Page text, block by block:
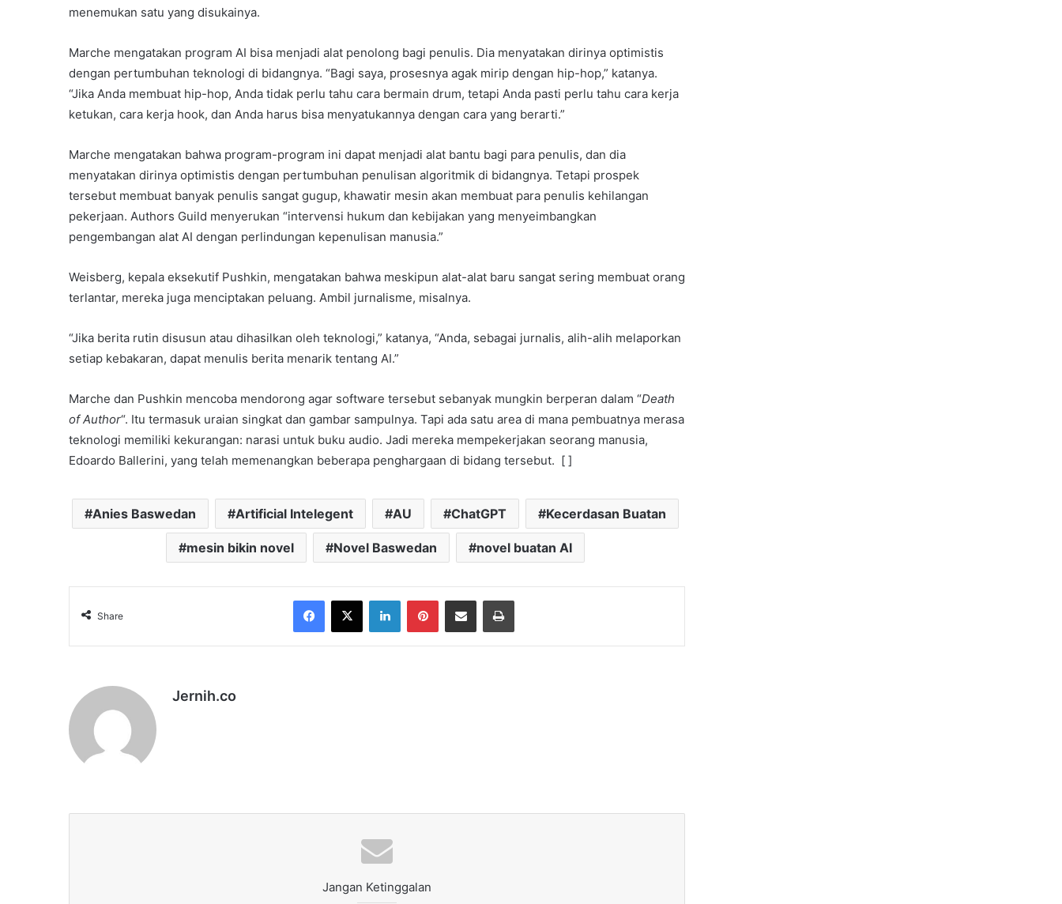
menemukan satu yang disukainya.
Marche mengatakan program AI bisa menjadi alat penolong bagi penulis. Dia menyatakan dirinya optimistis
dengan pertumbuhan teknologi di bidangnya. “Bagi saya, prosesnya agak mirip dengan hip-hop,” katanya.
“Jika Anda membuat hip-hop, Anda tidak perlu tahu cara bermain drum, tetapi Anda pasti perlu tahu cara kerja
ketukan, cara kerja hook, dan Anda harus bisa menyatukannya dengan cara yang berarti.”
Marche mengatakan bahwa program-program ini dapat menjadi alat bantu bagi para penulis, dan dia
menyatakan dirinya optimistis dengan pertumbuhan penulisan algoritmik di bidangnya. Tetapi prospek
tersebut membuat banyak penulis sangat gugup, khawatir mesin akan membuat para penulis kehilangan
pekerjaan. Authors Guild menyerukan “intervensi hukum dan kebijakan yang menyeimbangkan
pengembangan alat AI dengan perlindungan kepenulisan manusia.”
Weisberg, kepala eksekutif Pushkin, mengatakan bahwa meskipun alat-alat baru sangat sering membuat orang
terlantar, mereka juga menciptakan peluang. Ambil jurnalisme, misalnya.
“Jika berita rutin disusun atau dihasilkan oleh teknologi,” katanya, “Anda, sebagai jurnalis, alih-alih melaporkan
setiap kebakaran, dapat menulis berita menarik tentang AI.”
Marche dan Pushkin mencoba mendorong agar software tersebut sebanyak mungkin berperan dalam “Death
of Author“. Itu termasuk uraian singkat dan gambar sampulnya. Tapi ada satu area di mana pembuatnya merasa
teknologi memiliki kekurangan: narasi untuk buku audio. Jadi mereka mempekerjakan seorang manusia,
Edoardo Ballerini, yang telah memenangkan beberapa penghargaan di bidang tersebut. [ ]
Anies Baswedan Artificial Intelegent AU ChatGPT Kecerdasan Buatan
mesin bikin novel Novel Baswedan novel buatan AI
Share
Facebook
X LinkedInPinterestShare via Email Print
Jernih.co
Jangan Ketinggalan